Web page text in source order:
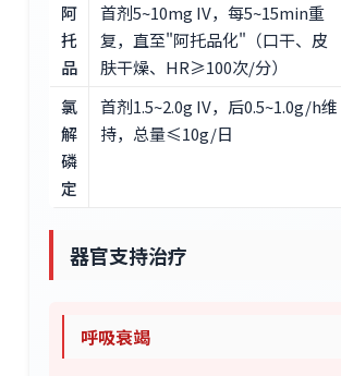
阿
托
品
首剂5~10mg IV，每5~15min重
复，直至"阿托品化"（口干、皮
肤干燥、HR≥100次/分）
氯
解
磷
定
首剂1.5~2.0g IV，后0.5~1.0g/h维
持，总量≤10g/日
器官支持治疗
呼吸衰竭